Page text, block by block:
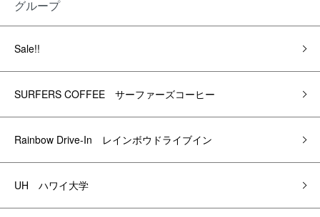
グループ
Sale!!
SURFERS COFFEE サーファーズコーヒー
Rainbow Drive-In レインボウドライブイン
UH ハワイ大学